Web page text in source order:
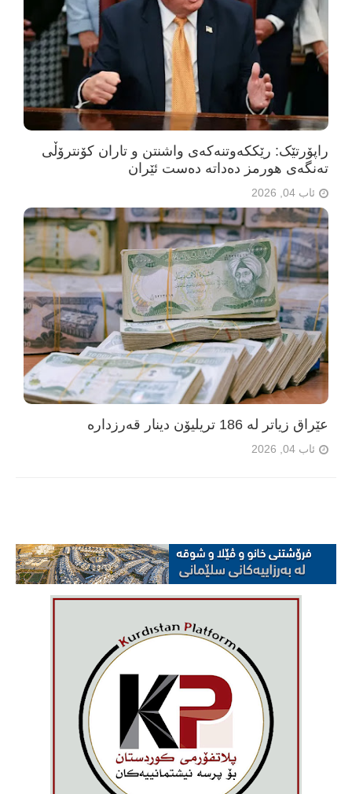
راپۆرتێک: رێککەوتنەکەی واشنتن و تاران کۆنترۆڵی
تەنگەی هورمز دەداتە دەست ئێران
ئاب 04, 2026
عێراق زیاتر لە 186 تریلیۆن دینار قەرزدارە
ئاب 04, 2026